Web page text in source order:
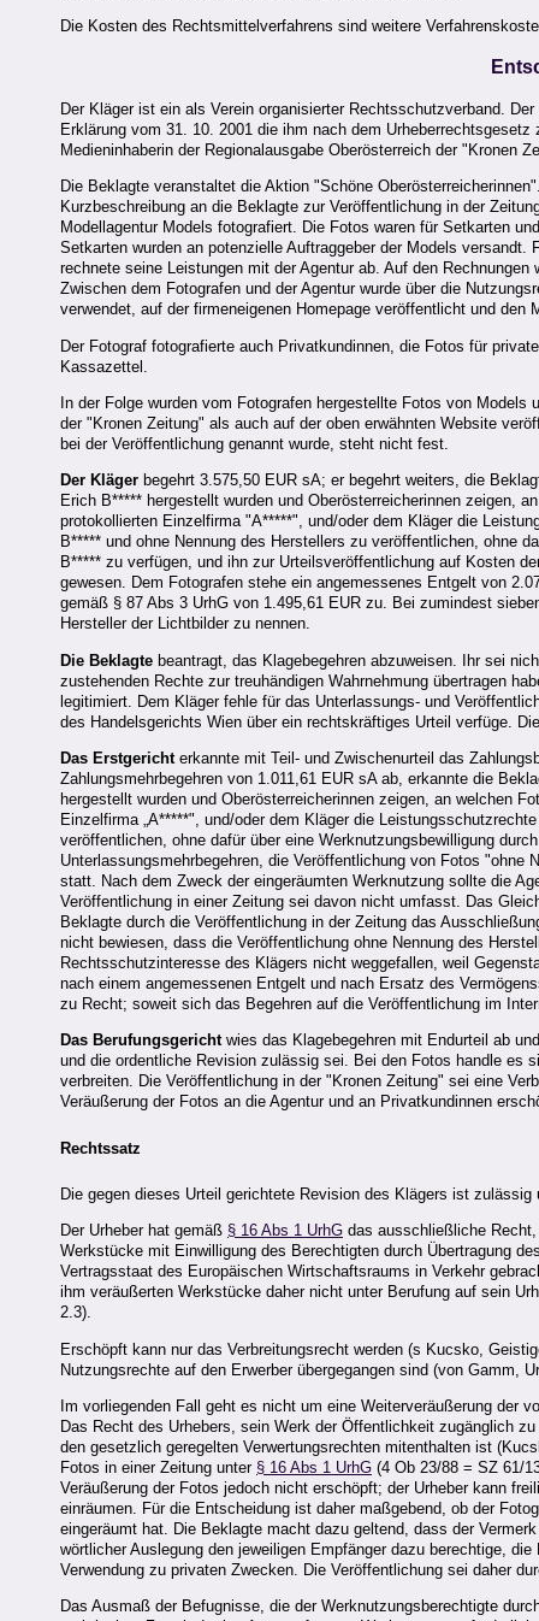
Die Kosten des Rechtsmittelverfahrens sind weitere
Der Kläger ist ein als Verein organisierter Rechtsschutzverband.
Erklärung vom 31. 10. 2001 die ihm nach dem
Medieninhaberin der Regionalausgabe Oberösterreich der "Kronen
Die Beklagte veranstaltet die Aktion "Schöne
Kurzbeschreibung an die Beklagte zur Veröffentlichung in der
Modellagentur Models fotografiert. Die Fotos waren für Setkarten
Setkarten wurden an potenzielle Auftraggeber der Models
rechnete seine Leistungen mit der Agentur ab. Auf den
Zwischen dem Fotografen und der Agentur wurde über die
verwendet, auf der firmeneigenen Homepage veröffentlicht und
Der Fotograf fotografierte auch Privatkundinnen, die Fotos für
Kassazettel.
In der Folge wurden vom Fotografen hergestellte Fotos von
der "Kronen Zeitung" als auch auf der oben erwähnten Website
bei der Veröffentlichung genannt wurde, steht nicht fest.
Der Kläger begehrt 3.575,50 EUR sA; er begehrt weiters, die
Erich B***** hergestellt wurden und Oberösterreicherinnen zeigen,
protokollierten Einzelfirma "A*****", und/oder dem Kläger die
B***** und ohne Nennung des Herstellers zu veröffentlichen, ohne
B***** zu verfügen, und ihn zur Urteilsveröffentlichung auf Kosten
gewesen. Dem Fotografen stehe ein angemessenes Entgelt von
gemäß § 87 Abs 3 UrhG von 1.495,61 EUR zu. Bei zumindest
Hersteller der Lichtbilder zu nennen.
Die Beklagte beantragt, das Klagebegehren abzuweisen. Ihr sei
zustehenden Rechte zur treuhändigen Wahrnehmung übertragen
legitimiert. Dem Kläger fehle für das Unterlassungs- und
des Handelsgerichts Wien über ein rechtskräftiges Urteil verfüge.
Das Erstgerichterkannte mit Teil- und Zwischenurteil das
Zahlungsmehrbegehren von 1.011,61 EUR sA ab, erkannte die
hergestellt wurden und Oberösterreicherinnen zeigen, an welchen
Einzelfirma „A*****", und/oder dem Kläger die
veröffentlichen, ohne dafür über eine Werknutzungsbewilligung
Unterlassungsmehrbegehren, die Veröffentlichung von Fotos "ohne
statt. Nach dem Zweck der eingeräumten Werknutzung sollte die
Veröffentlichung in einer Zeitung sei davon nicht umfasst. Das
Beklagte durch die Veröffentlichung in der Zeitung das
nicht bewiesen, dass die Veröffentlichung ohne Nennung des
Rechtsschutzinteresse des Klägers nicht weggefallen, weil
nach einem angemessenen Entgelt und nach Ersatz des
zu Recht; soweit sich das Begehren auf die Veröffentlichung im
Das Berufungsgerichtwies das Klagebegehren mit Endurteil ab
und die ordentliche Revision zulässig sei. Bei den Fotos handle es
verbreiten. Die Veröffentlichung in der "Kronen Zeitung" sei eine
Veräußerung der Fotos an die Agentur und an Privatkundinnen
Rechtssatz
Die gegen dieses Urteil gerichtete Revision des Klägers ist zulässig
Der Urheber hat gemäß § 16 Abs 1 UrhG das ausschließliche
Werkstücke mit Einwilligung des Berechtigten durch Übertragung
Vertragsstaat des Europäischen Wirtschaftsraums in Verkehr
ihm veräußerten Werkstücke daher nicht unter Berufung auf sein
2.3).
Erschöpft kann nur das Verbreitungsrecht werden (s Kucsko,
Nutzungsrechte auf den Erwerber übergegangen sind (von Gamm,
Im vorliegenden Fall geht es nicht um eine Weiterveräußerung der
Das Recht des Urhebers, sein Werk der Öffentlichkeit zugänglich
den gesetzlich geregelten Verwertungsrechten mitenthalten ist
Fotos in einer Zeitung unter § 16 Abs 1 UrhG (4 Ob 23/88 = SZ 61/
Veräußerung der Fotos jedoch nicht erschöpft; der Urheber kann
einräumen. Für die Entscheidung ist daher maßgebend, ob der
eingeräumt hat. Die Beklagte macht dazu geltend, dass der
wörtlicher Auslegung den jeweiligen Empfänger dazu berechtige,
Verwendung zu privaten Zwecken. Die Veröffentlichung sei daher
Das Ausmaß der Befugnisse, die der Werknutzungsberechtigte